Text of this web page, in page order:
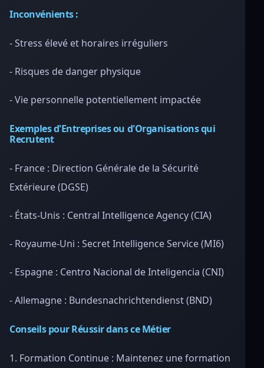
Inconvénients :
- Stress élevé et horaires irréguliers
- Risques de danger physique
- Vie personnelle potentiellement impactée
Exemples d'Entreprises ou d'Organisations qui
Recrutent
- France : Direction Générale de la Sécurité
Extérieure (DGSE)
- États-Unis : Central Intelligence Agency (CIA)
- Royaume-Uni : Secret Intelligence Service (MI6)
- Espagne : Centro Nacional de Inteligencia (CNI)
- Allemagne : Bundesnachrichtendienst (BND)
Conseils pour Réussir dans ce Métier
1. Formation Continue : Maintenez une formation